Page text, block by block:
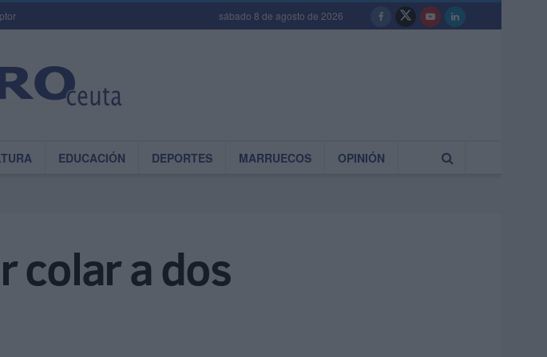
sábado 8 de agosto de 2026
EDUCACIÓN DEPORTES MARRUECOS OPINIÓN
colar a dos